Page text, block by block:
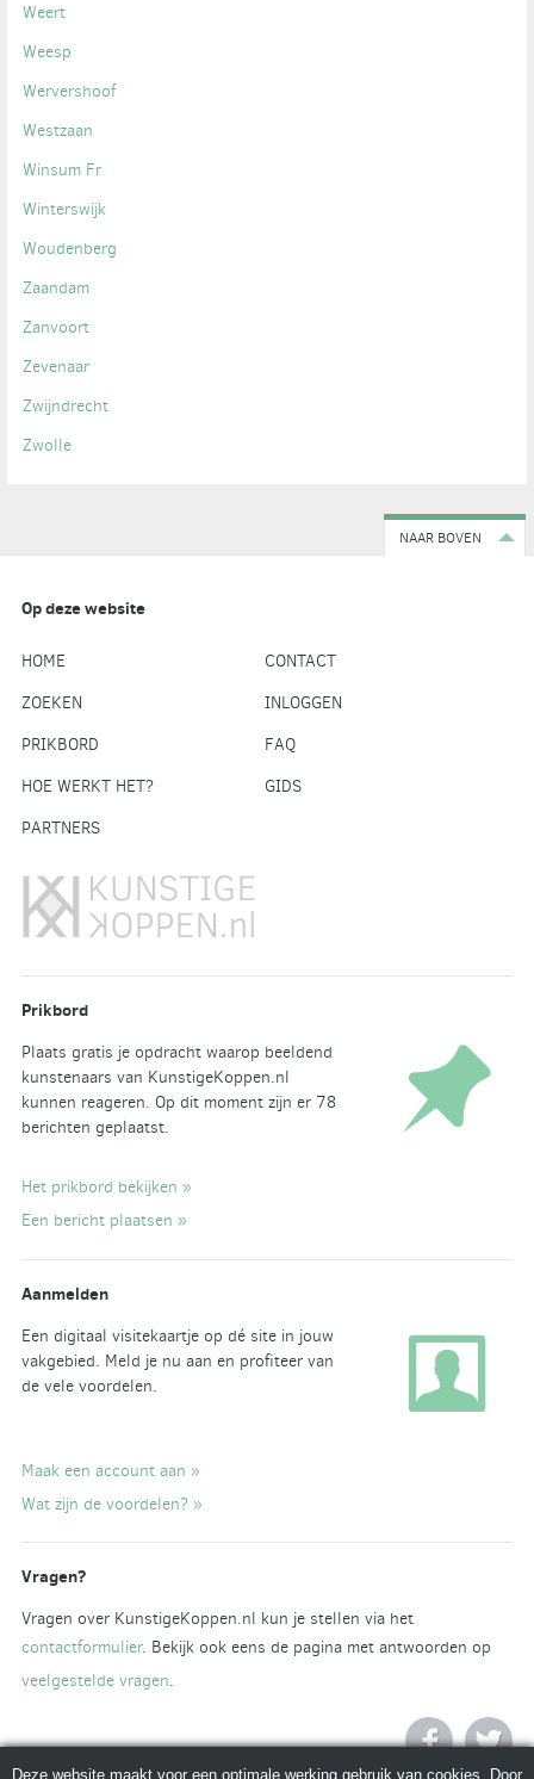
Weert
Weesp
Wervershoof
Westzaan
Winsum Fr
Winterswijk
Woudenberg
Zaandam
Zanvoort
Zevenaar
Zwijndrecht
Zwolle
NAAR BOVEN
Op deze website
HOME
CONTACT
ZOEKEN
INLOGGEN
PRIKBORD
FAQ
HOE WERKT HET?
GIDS
PARTNERS
Prikbord
Plaats gratis je opdracht waarop beeldend
kunstenaars van KunstigeKoppen.nl
kunnen reageren. Op dit moment zijn er 78
berichten geplaatst.
Het prikbord bekijken »
Een bericht plaatsen »
Aanmelden
Een digitaal visitekaartje op dé site in jouw
vakgebied. Meld je nu aan en profiteer van
de vele voordelen.
Maak een account aan »
Wat zijn de voordelen? »
Vragen?
Vragen over KunstigeKoppen.nl kun je stellen via het
contactformulier. Bekijk ook eens de pagina met antwoorden op
veelgestelde vragen.
Deze website maakt voor een optimale werking gebruik van cookies. Door